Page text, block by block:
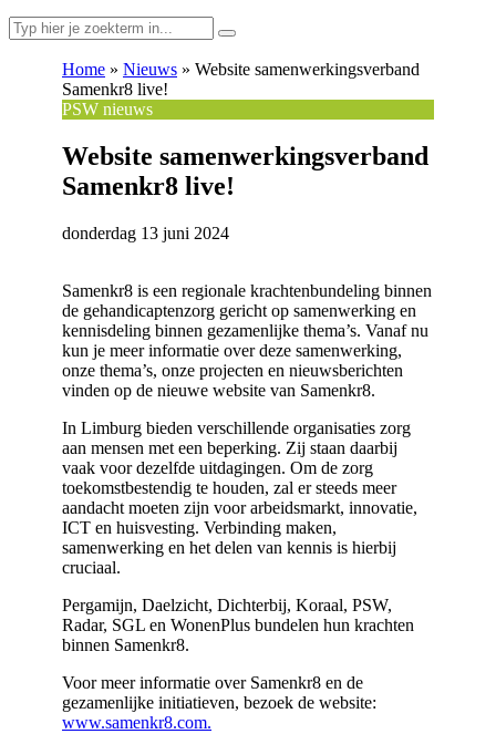
Home » Nieuws » Website samenwerkingsverband
Samenkr8 live!
PSW nieuws
Website samenwerkingsverband
Samenkr8 live!
donderdag 13 juni 2024
Samenkr8 is een regionale krachtenbundeling binnen
de gehandicaptenzorg gericht op samenwerking en
kennisdeling binnen gezamenlijke thema’s. Vanaf nu
kun je meer informatie over deze samenwerking,
onze thema’s, onze projecten en nieuwsberichten
vinden op de nieuwe website van Samenkr8.
In Limburg bieden verschillende organisaties zorg
aan mensen met een beperking. Zij staan daarbij
vaak voor dezelfde uitdagingen. Om de zorg
toekomstbestendig te houden, zal er steeds meer
aandacht moeten zijn voor arbeidsmarkt, innovatie,
ICT en huisvesting. Verbinding maken,
samenwerking en het delen van kennis is hierbij
cruciaal.
Pergamijn, Daelzicht, Dichterbij, Koraal, PSW,
Radar, SGL en WonenPlus bundelen hun krachten
binnen Samenkr8.
Voor meer informatie over Samenkr8 en de
gezamenlijke initiatieven, bezoek de website:
www.samenkr8.com.